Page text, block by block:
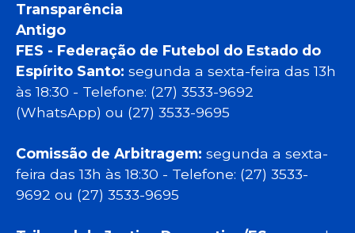
Transparência
Antigo
FES - Federação de Futebol do Estado do
Espírito Santo: segunda a sexta-feira das 13h
às 18:30 - Telefone: (27) 3533-9692
(WhatsApp) ou (27) 3533-9695
Comissão de Arbitragem: segunda a sexta-
feira das 13h às 18:30 - Telefone: (27) 3533-
9692 ou (27) 3533-9695